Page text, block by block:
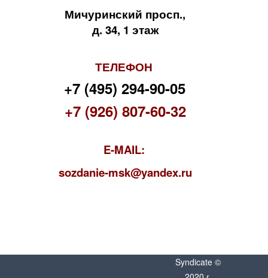
Мичуринский просп.,
д. 34, 1 этаж
ТЕЛЕФОН
+7 (495) 294-90-05
+7 (926) 807-60-32
E-MAIL:
sozdanie-msk@yandex.ru
Syndicate ©